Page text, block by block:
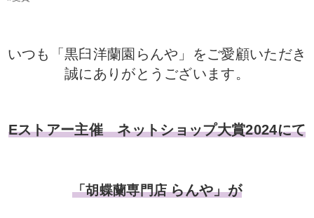
いつも「黒臼洋蘭園らんや」をご愛顧いただき
誠にありがとうございます。
Eストアー主催 ネットショップ大賞2024にて
「胡蝶蘭専門店らんや」が